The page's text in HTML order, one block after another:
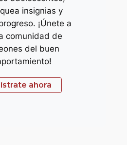
insignias y
¡Únete a
comunidad de
del buen
ahora